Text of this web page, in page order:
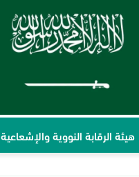
هيئة الرقابة النووية والإشعاعية